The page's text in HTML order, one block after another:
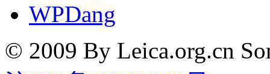
WPDang
© 2009 By Leica.org.cn